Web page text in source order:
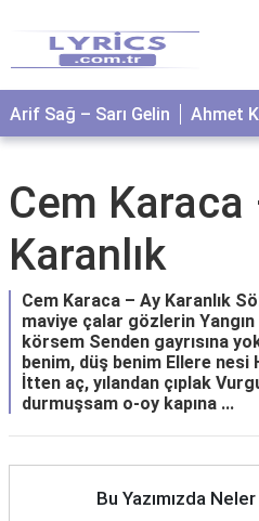
Arif Sağ – Sarı Gelin Ahmet
Cem Karaca
Karanlık
Cem Karaca – Ay Karanlık
maviye çalar gözlerin
körsem Senden gayrısına
benim, düş benim Ellere nesi
İtten aç, yılandan çıplak
durmuşsam o-oy kapına ...
Bu Yazımızda